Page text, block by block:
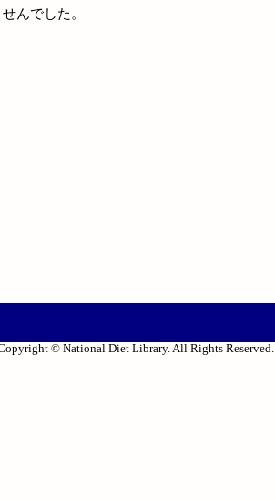
んでした。
© National Diet Library. All Rights Reserved.